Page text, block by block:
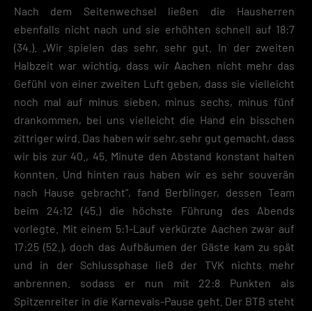
Nach dem Seitenwechsel ließen die Hausherren
ebenfalls nicht nach und sie erhöhten schnell auf 18:7
(34.). „Wir spielen das sehr, sehr gut. In der zweiten
Halbzeit war wichtig, dass wir Aachen nicht mehr das
Gefühl von einer zweiten Luft geben, dass sie vielleicht
noch mal auf minus sieben, minus sechs, minus fünf
drankommen, bei uns vielleicht die Hand ein bisschen
zittriger wird. Das haben wir sehr, sehr gut gemacht, dass
wir bis zur 40., 45. Minute den Abstand konstant halten
konnten. Und hinten raus haben wir es sehr souverän
nach Hause gebracht“, fand Berblinger, dessen Team
beim 24:12 (45.) die höchste Führung des Abends
vorlegte. Mit einem 5:1-Lauf verkürzte Aachen zwar auf
17:25 (52.), doch das Aufbäumen der Gäste kam zu spät
und in der Schlussphase ließ der TVK nichts mehr
anbrennen. sodass er nun mit 22:8 Punkten als
Spitzenreiter in die Karnevals-Pause geht. Der BTB steht